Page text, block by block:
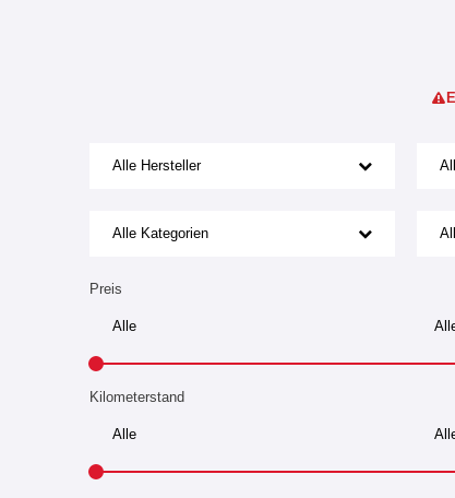
Alle Hersteller
Alle Kategorien
Preis
Kilometerstand